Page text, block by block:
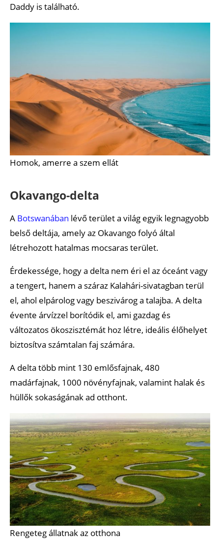
Daddy is található.
Homok, amerre a szem ellát
Okavango-delta
A Botswanában lévő terület a világ egyik legnagyobb
belső deltája, amely az Okavango folyó által
létrehozott hatalmas mocsaras terület.
Érdekessége, hogy a delta nem éri el az óceánt vagy
a tengert, hanem a száraz Kalahári-sivatagban terül
el, ahol elpárolog vagy beszivárog a talajba. A delta
évente árvízzel borítódik el, ami gazdag és
változatos ökoszisztémát hoz létre, ideális élőhelyet
biztosítva számtalan faj számára.
A delta több mint 130 emlősfajnak, 480
madárfajnak, 1000 növényfajnak, valamint halak és
hüllők sokaságának ad otthont.
Rengeteg állatnak az otthona